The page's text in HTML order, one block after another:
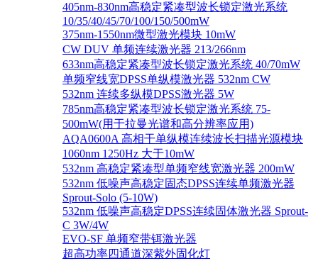
405nm-830nm高稳定紧凑型波长锁定激光系统
10/35/40/45/70/100/150/500mW
375nm-1550nm微型激光模块 10mW
CW DUV 单频连续激光器 213/266nm
633nm高稳定紧凑型波长锁定激光系统 40/70mW
单频窄线宽DPSS单纵模激光器 532nm CW
532nm 连续多纵模DPSS激光器 5W
785nm高稳定紧凑型波长锁定激光系统 75-
500mW(用于拉曼光谱和高分辨率应用)
AQA0600A 高相干单纵模连续波长扫描光源模块
1060nm 1250Hz 大于10mW
532nm 高稳定紧凑型单频窄线宽激光器 200mW
532nm 低噪声高稳定固态DPSS连续单频激光器
Sprout‐Solo (5-10W)
532nm 低噪声高稳定DPSS连续固体激光器 Sprout-
C 3W/4W
EVO-SF 单频窄带铒激光器
超高功率四通道深紫外固化灯